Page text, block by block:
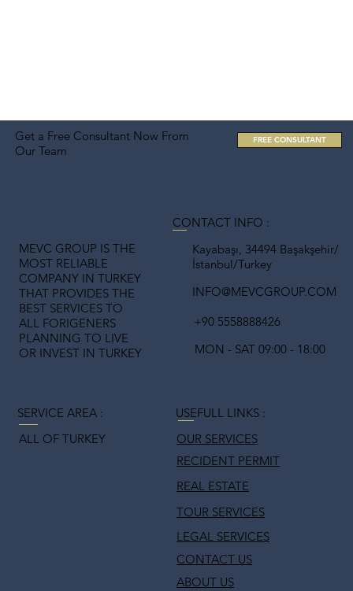
Get a Free Consultant Now From
Our Team
FREE CONSULTANT
MEVC GROUP IS THE
MOST RELIABLE
COMPANY IN TURKEY
THAT PROVIDES THE
BEST SERVICES TO
ALL FORIGENERS
PLANNING TO LIVE
OR INVEST IN TURKEY
CONTACT INFO :
Kayabaşı, 34494 Başakşehir/
İstanbul/Turkey
+90 5558888426
INFO@MEVCGROUP.COM
MON - SAT 09:00 - 18:00
SERVICE AREA :
ALL OF TURKEY
USEFULL LINKS :
OUR SERVICES
RECIDENT PERMIT
REAL ESTATE
TOUR SERVICES
LEGAL SERVICES
CONTACT US
ABOUT US